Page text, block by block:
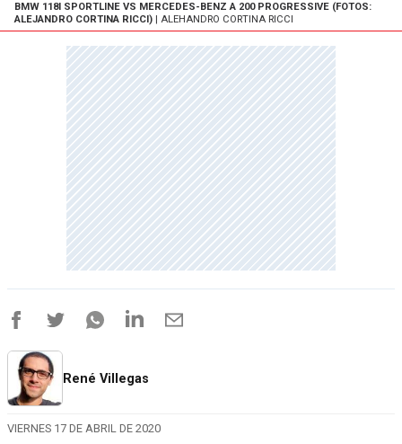
BMW 118I SPORTLINE VS MERCEDES-BENZ A 200 PROGRESSIVE (FOTOS:
ALEJANDRO CORTINA RICCI) | ALEHANDRO CORTINA RICCI
René Villegas
VIERNES 17 DE ABRIL DE 2020